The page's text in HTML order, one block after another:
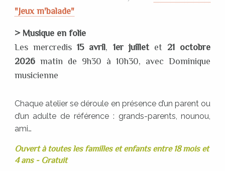
"Jeux m'balade"
> Musique en folie
Les mercredis15 avril, 1er juilletet 21 octobre
2026matin de 9h30 à 10h30, avec Dominique
musicienne
Chaque atelier se déroule en présence d’un parent ou
d’un adulte de référence : grands-parents, nounou,
ami…
Ouvert à toutes les familles et enfants entre 18 mois et
4 ans - Gratuit